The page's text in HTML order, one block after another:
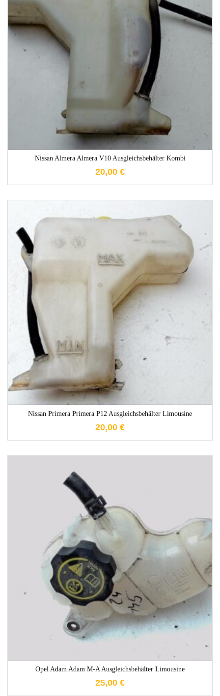
Nissan Almera Almera V10 Ausgleichsbehälter Kombi
20,00 €
1-3 Werktage
Nissan Primera Primera P12 Ausgleichsbehälter Limousine
20,00 €
1-3 Werktage
Opel Adam Adam M-A Ausgleichsbehälter Limousine
25,00 €
1-3 Werktage